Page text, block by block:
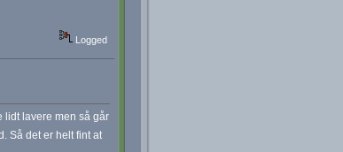
Logged
lidt lavere men så går
Så det er helt fint at